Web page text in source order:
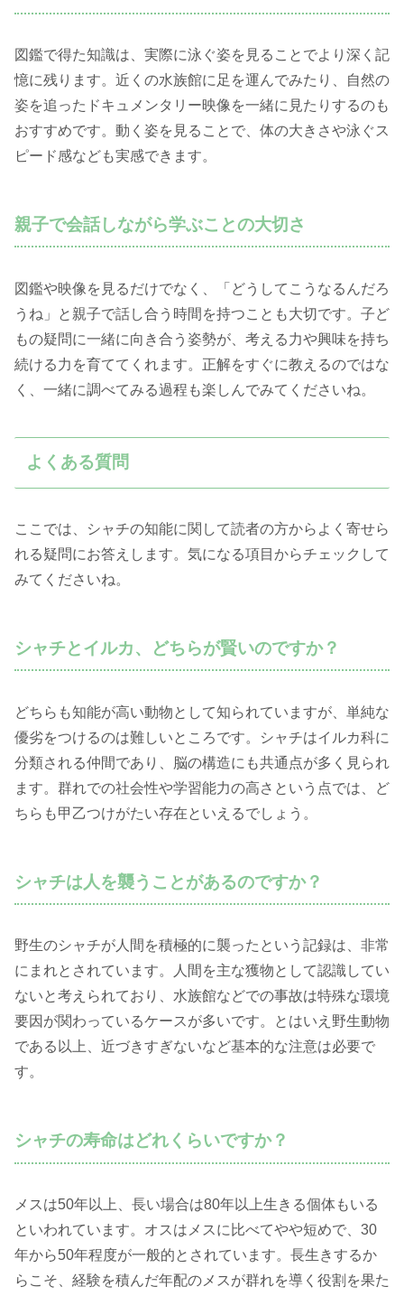
図鑑で得た知識は、実際に泳ぐ姿を見ることでより深く記
憶に残ります。近くの水族館に足を運んでみたり、自然の
姿を追ったドキュメンタリー映像を一緒に見たりするのも
おすすめです。動く姿を見ることで、体の大きさや泳ぐス
ピード感なども実感できます。
親子で会話しながら学ぶことの大切さ
図鑑や映像を見るだけでなく、「どうしてこうなるんだろ
うね」と親子で話し合う時間を持つことも大切です。子ど
もの疑問に一緒に向き合う姿勢が、考える力や興味を持ち
続ける力を育ててくれます。正解をすぐに教えるのではな
く、一緒に調べてみる過程も楽しんでみてくださいね。
よくある質問
ここでは、シャチの知能に関して読者の方からよく寄せら
れる疑問にお答えします。気になる項目からチェックして
みてくださいね。
シャチとイルカ、どちらが賢いのですか？
どちらも知能が高い動物として知られていますが、単純な
優劣をつけるのは難しいところです。シャチはイルカ科に
分類される仲間であり、脳の構造にも共通点が多く見られ
ます。群れでの社会性や学習能力の高さという点では、ど
ちらも甲乙つけがたい存在といえるでしょう。
シャチは人を襲うことがあるのですか？
野生のシャチが人間を積極的に襲ったという記録は、非常
にまれとされています。人間を主な獲物として認識してい
ないと考えられており、水族館などでの事故は特殊な環境
要因が関わっているケースが多いです。とはいえ野生動物
である以上、近づきすぎないなど基本的な注意は必要で
す。
シャチの寿命はどれくらいですか？
メスは50年以上、長い場合は80年以上生きる個体もいる
といわれています。オスはメスに比べてやや短めで、30
年から50年程度が一般的とされています。長生きするか
らこそ、経験を積んだ年配のメスが群れを導く役割を果た